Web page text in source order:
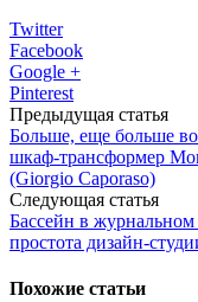
Twitter
Facebook
Google +
Pinterest
Предыдущая статья
Больше, еще больше
шкаф-трансформер
(Giorgio Caporaso)
Следующая статья
Бассейн в журнальном
простота дизайн-
Похожие статьи